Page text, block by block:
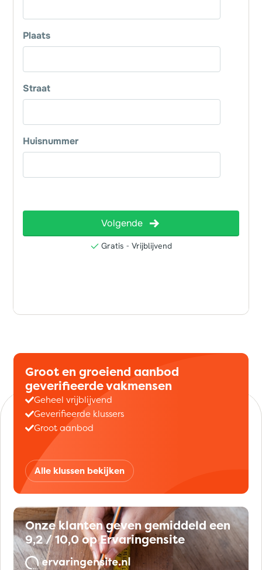
Groot en groeiend aanbod
geverifieerde vakmensen
Geheel vrijblijvend
Geverifieerde klussers
Groot aanbod
Alle klussen bekijken
Onze klanten geven gemiddeld een
9,2 / 10,0 op Ervaringensite